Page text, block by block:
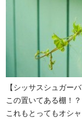
【シッサスシュガー
この置いてある棚！
これもとってもオシ